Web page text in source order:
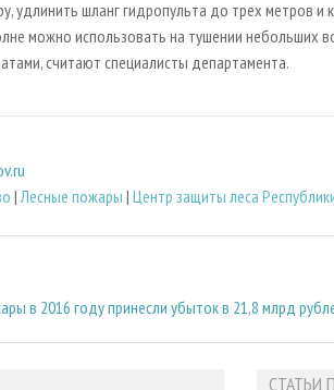
удлинить шланг гидропульта до трех метров и
можно использовать на тушении небольших
считают специалисты департамента.
| Лесные пожары | Центр защиты леса
в 2016 году принесли убыток в 21,8 млрд
СТАТЬИ